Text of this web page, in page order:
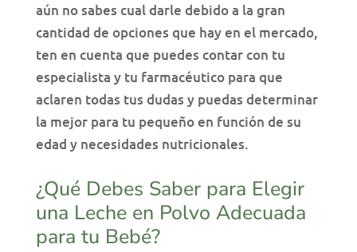
aún no sabes cual darle debido a la gran
cantidad de opciones que hay en el mercado,
ten en cuenta que puedes contar con tu
especialista y tu farmacéutico para que
aclaren todas tus dudas y puedas determinar
la mejor para tu pequeño en función de su
edad y necesidades nutricionales.
¿Qué Debes Saber para Elegir
una Leche en Polvo Adecuada
para tu Bebé?